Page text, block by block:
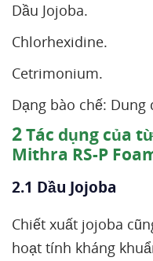
Dầu Jojoba.
Chlorhexidine.
Cetrimonium.
Dạng bào chế: Dung
2Tác dụng của
Mithra RS-P
2.1 Dầu Jojoba
Chiết xuất jojoba
hoạt tính kháng